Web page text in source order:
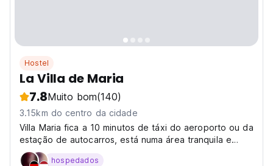
Hostel
La Villa de Maria
7.8Muito bom(140)
3.15km do centro da cidade
Villa Maria fica a 10 minutos de táxi do aeroporto ou da
estação de autocarros, está numa área tranquila e
segura.
hospedados